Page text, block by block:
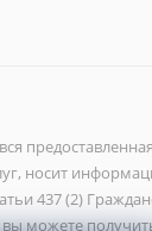
носит
437 (2)
можете